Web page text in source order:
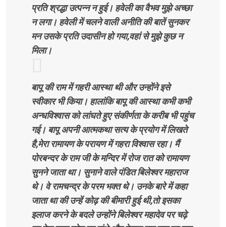
प्रति श्रद्धा उत्पन्न न हुई। हवेली का वैभव मुझे अच्छा
न लगा। हवेली में चलने वाली अनीति की बातें सुनकर
मन उसके प्रति उदासीन हो गया,वहां से मुझे कुछ न
मिला।
बापू की राम में गहरी आस्था थी और उन्होंने इसे
स्वीकार भी किया। हालांकि बापू की आस्था कभी कभी
अन्धविश्वास को लांघते हुए संकीर्णता के करीब भी पहुंच
गई। बापू अपनी आत्मकथा सत्य के प्रयोग में लिखते
है,मेरा रामायण के परायण में गहरा विश्वास रहा। मैं
पोरबन्दर के राम जी के मन्दिर में रोज रात को रामायण
सुनने जाता था। सुनाने वाले पंडित बिलेश्वर महाराज
थे। वे रामचन्द्र के परम भक्त थे। उनके बारे में कहा
जाता था की उन्हें कोढ़ की बीमारी हुई थी,तो इसका
इलाज करने के बदले उन्होंने बिलेश्वर महादेव पर चढ़े